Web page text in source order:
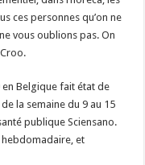
ces personnes qu’on ne
vous oublions pas. On
Belgique fait état de
la semaine du 9 au 15
publique Sciensano.
hebdomadaire, et